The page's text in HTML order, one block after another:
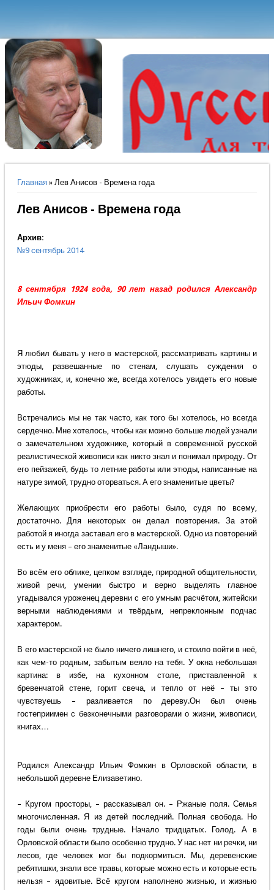
Вы здесь
Главная» Лев Анисов - Времена года
Лев Анисов - Времена года
Архив:
№9 сентябрь 2014
8 сентября 1924 года, 90 лет назад родился Александр
Ильич Фомкин
Я любил бывать у него в мастерской, рассматривать картины и
этюды, развешанные по стенам, слушать суждения о
художниках, и, конечно же, всегда хотелось увидеть его новые
работы.
Встречались мы не так часто, как того бы хотелось, но всегда
сердечно. Мне хотелось, чтобы как можно больше людей узнали
о замечательном художнике, который в современной русской
реалистической живописи как никто знал и понимал природу. От
его пейзажей, будь то летние работы или этюды, написанные на
натуре зимой, трудно оторваться. А его знаменитые цветы?
Желающих приобрести его работы было, судя по всему,
достаточно. Для некоторых он делал повторения. За этой
работой я иногда заставал его в мастерской. Одно из повторений
есть и у меня – его знаменитые «Ландыши».
Во всём его облике, цепком взгляде, природной общительности,
живой речи, умении быстро и верно выделять главное
угадывался уроженец деревни с его умным расчётом, житейски
верными наблюдениями и твёрдым, непреклонным подчас
характером.
В его мастерской не было ничего лишнего, и стоило войти в неё,
как чем-то родным, забытым веяло на тебя. У окна небольшая
картина: в избе, на кухонном столе, приставленной к
бревенчатой стене, горит свеча, и тепло от неё – ты это
чувствуешь – разливается по дереву.Он был очень
гостеприимен с безконечными разговорами о жизни, живописи,
книгах…
Родился Александр Ильич Фомкин в Орловской области, в
небольшой деревне Елизаветино.
– Кругом просторы, – рассказывал он. – Ржаные поля. Семья
многочисленная. Я из детей последний. Полная свобода. Но
годы были очень трудные. Начало тридцатых. Голод. А в
Орловской области было особенно трудно. У нас нет ни речки, ни
лесов, где человек мог бы подкормиться. Мы, деревенские
ребятишки, знали все травы, которые можно есть и которые есть
нельзя – ядовитые. Всё кругом наполнено жизнью, и жизнью